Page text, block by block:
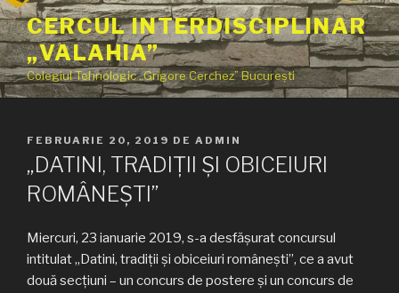
Sari
la
conținut
CERCUL INTERDISCIPLINAR
„VALAHIA”
Colegiul Tehnologic „Grigore Cerchez” București
PUBLICAT
PE
FEBRUARIE 20, 2019 DE ADMIN
„DATINI, TRADIȚII ȘI OBICEIURI
ROMÂNEȘTI”
Miercuri, 23 ianuarie 2019, s-a desfășurat concursul
intitulat „Datini, tradiții și obiceiuri românești”, ce a avut
două secțiuni – un concurs de postere și un concurs de